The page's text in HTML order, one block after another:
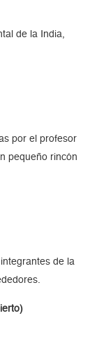
de la India,
por el profesor
pequeño rincón
de la